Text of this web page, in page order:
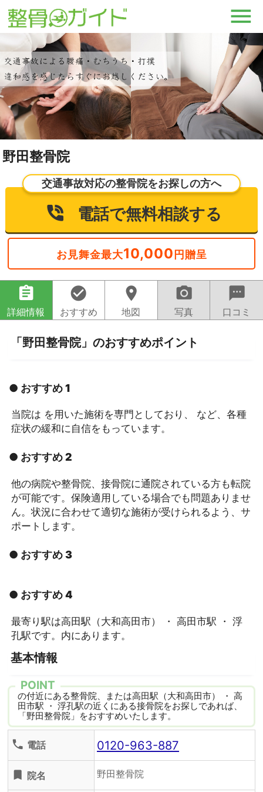
野田整骨院
交通事故対応の整骨院をお探しの方へ
電話で無料相談する
お見舞金最大10,000 円贈呈
assignment
詳細情報
check_circle
おすすめ
location_on
地図
camera_alt
写真
sms
口コミ
「野田整骨院」のおすすめポイント
● おすすめ 1
当院は を用いた施術を専門としており、 など、各種
症状の緩和に自信をもっています。
● おすすめ 2
他の病院や整骨院、接骨院に通院されている方も転院
が可能です。保険適用している場合でも問題ありませ
ん。状況に合わせて適切な施術が受けられるよう、サ
ポートします。
● おすすめ 3
● おすすめ 4
最寄り駅は高田駅（大和高田市） ・ 高田市駅 ・ 浮
孔駅です。内にあります。
基本情報
POINT
の付近にある整骨院、または高田駅（大和高田市） ・ 高
田市駅 ・ 浮孔駅の近くにある接骨院をお探しであれば、
「野田整骨院」をおすすめいたします。
phone 電話 0120-963-887
turned_in 院名 野田整骨院